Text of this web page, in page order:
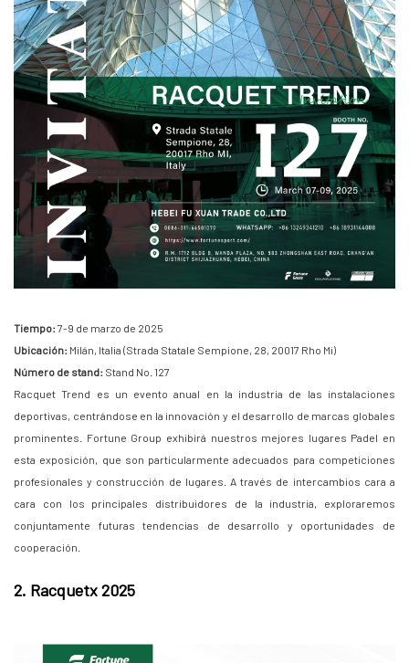
Tiempo:7-9 de marzo de 2025
Ubicación: Milán, Italia (Strada Statale Sempione, 28, 20017 Rho Mi)
Número de stand: Stand No. 127
Racquet Trend es un evento anual en la industria de las instalaciones
deportivas, centrándose en la innovación y el desarrollo de marcas globales
prominentes. Fortune Group exhibirá nuestros mejores lugares Padel en
esta exposición, que son particularmente adecuados para competiciones
profesionales y construcción de lugares. A través de intercambios cara a
cara con los principales distribuidores de la industria, exploraremos
conjuntamente futuras tendencias de desarrollo y oportunidades de
cooperación.
2. Racquetx 2025